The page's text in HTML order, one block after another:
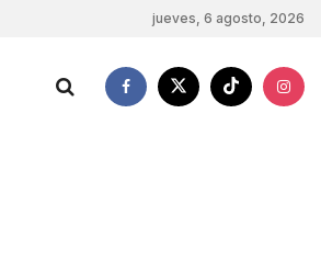
jueves, 6 agosto, 2026